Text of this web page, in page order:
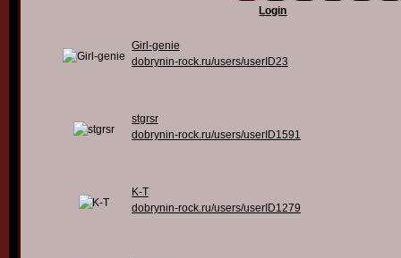
Login
Girl-genie
dobrynin-rock.ru/users/userID23
stgrsr
dobrynin-rock.ru/users/userID1591
K-T
dobrynin-rock.ru/users/userID1279